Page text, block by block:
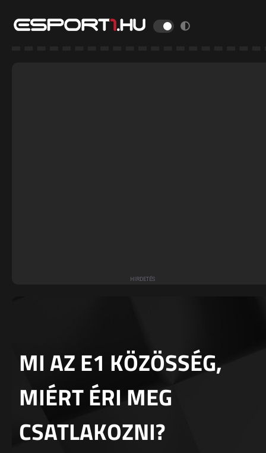
MI AZ E1 KÖZÖSSÉG,
MIÉRT ÉRI MEG
CSATLAKOZNI?